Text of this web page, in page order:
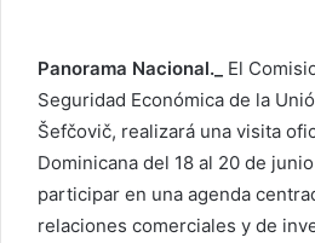
r
u
n
c
o
r
Panorama Nacional._ El
Seguridad Económica de la
Šefčovič, realizará una visita
Dominicana del 18 al 20 de
participar en una agenda
relaciones comerciales y de